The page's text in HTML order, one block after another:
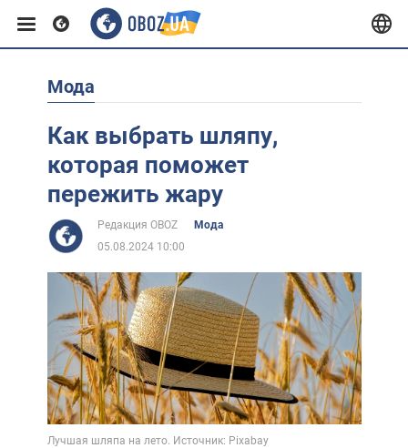
Европа
США
Африка
Жизнь
Лайфхаки
Мода
Как выбрать шляпу,
которая поможет
пережить жару
Редакция OBOZ
Мода
05.08.2024 10:00
Лучшая шляпа на лето. Источник: Pixabay